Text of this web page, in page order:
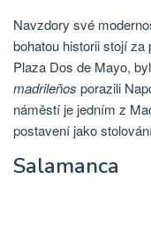
Navzdory své
bohatou historii stojí
Plaza Dos de Mayo,
madrileños porazili
náměstí je jedním z
postavení jako
Salamanca